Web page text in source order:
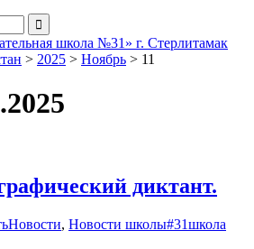
школа №31» г. Стерлитамак
> 2025 > Ноябрь > 11
диктант.
Новости, Новости школы#31школа